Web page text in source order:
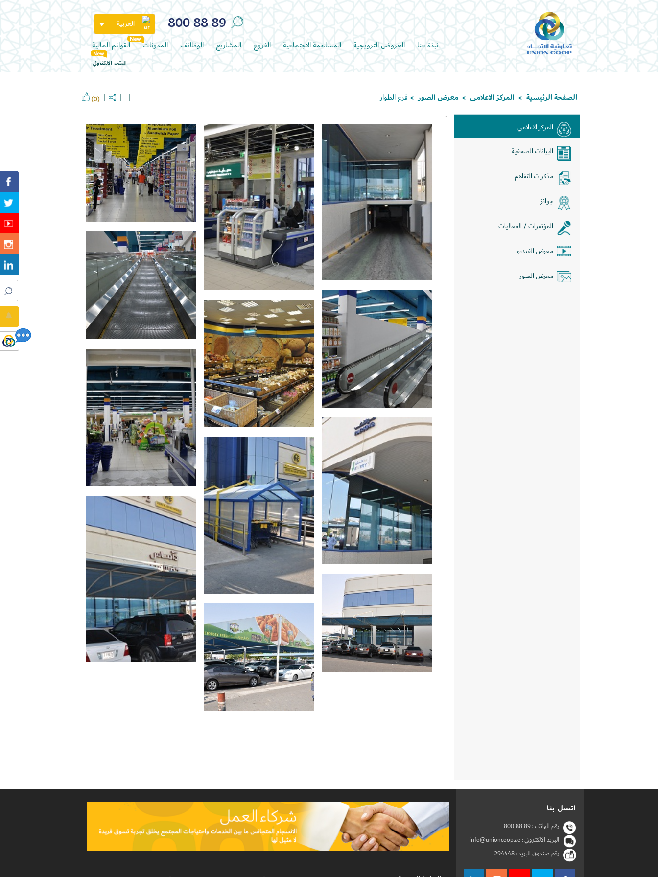
800 88 89 العربية
نبذة عنا العروض الترويجية المساهمة الاجتماعية الفروع المشاريع الوظائف المدونات القوائم المالية
المتجر الالكتروني
الصفحة الرئيسية > المركز الاعلامي > معرض الصور > فرع الطوار (0)
`
المركز الاعلامي
البيانات الصحفية
مذكرات التفاهم
جوائز
المؤتمرات / الفعاليات
معرض الفيديو
معرض الصور
اتصل بنا
رقم الهاتف :800 88 89
البريد الالكتروني : info@unioncoop.ae
رقم صندوق البريد :294448
Set Youtube Channel ID